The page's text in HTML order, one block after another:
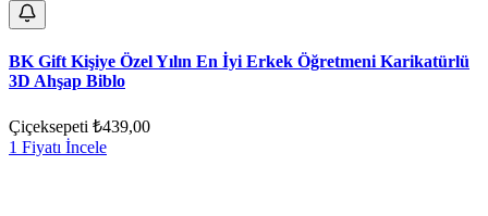
BK Gift Kişiye Özel Yılın En İyi Erkek Öğretmeni Karikatürlü
3D Ahşap Biblo
Çiçeksepeti ₺439,00
1 Fiyatı İncele